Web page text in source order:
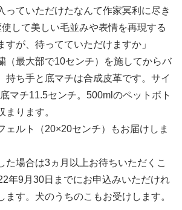
っていただけたなんて作家冥利に尽き
して美しい毛並みや表情を再現する
すが、待ってていただけますか」
最大部で10センチ）を施してからバ
持ち手と底マチは合成皮革です。サイ
マチ11.5センチ。500mlのペットボト
まります。
ルト（20×20センチ）もお届けしま
場合は3ヵ月以上お待ちいただくこ
年9月30日までにお申込みいただけれ
ます。犬のうちのこもお受けします。